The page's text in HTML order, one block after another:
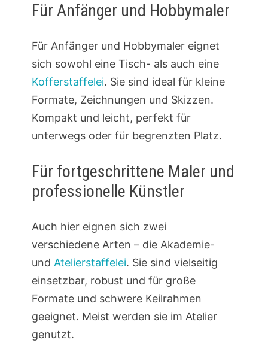
Für Anfänger und Hobbymaler
Für Anfänger und Hobbymaler eignet
sich sowohl eine Tisch- als auch eine
Kofferstaffelei. Sie sind ideal für kleine
Formate, Zeichnungen und Skizzen.
Kompakt und leicht, perfekt für
unterwegs oder für begrenzten Platz.
Für fortgeschrittene Maler und
professionelle Künstler
Auch hier eignen sich zwei
verschiedene Arten – die Akademie-
und Atelierstaffelei. Sie sind vielseitig
einsetzbar, robust und für große
Formate und schwere Keilrahmen
geeignet. Meist werden sie im Atelier
genutzt.